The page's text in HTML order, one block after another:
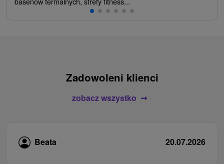
Zadowoleni klienci
zobacz wszystko
Beata 20.07.2026